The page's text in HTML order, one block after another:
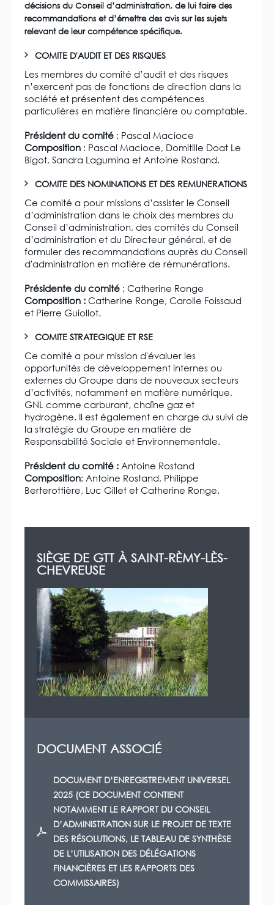
décisions du Conseil d’administration, de lui faire des
recommandations et d’émettre des avis sur les sujets
relevant de leur compétence spécifique.
COMITE D'AUDIT ET DES RISQUES
Les membres du comité d’audit et des risques
n’exercent pas de fonctions de direction dans la
société et présentent des compétences
particulières en matière financière ou comptable.
Président du comité : Pascal Macioce
Composition : Pascal Macioce, Domitille Doat Le
Bigot, Sandra Lagumina et Antoine Rostand.
COMITE DES NOMINATIONS ET DES REMUNERATIONS
Ce comité a pour missions d’assister le Conseil
d’administration dans le choix des membres du
Conseil d’administration, des comités du Conseil
d’administration et du Directeur général, et de
formuler des recommandations auprès du Conseil
d'administration en matière de rémunérations.
Présidente du comité : Catherine Ronge
Composition : Catherine Ronge, Carolle Foissaud
et Pierre Guiollot.
COMITE STRATEGIQUE ET RSE
Ce comité a pour mission d'évaluer les
opportunités de développement internes ou
externes du Groupe dans de nouveaux secteurs
d’activités, notamment en matière numérique,
GNL comme carburant, chaîne gaz et
hydrogène. Il est également en charge du suivi de
la stratégie du Groupe en matière de
Responsabilité Sociale et Environnementale.
Président du comité : Antoine Rostand
Composition: Antoine Rostand, Philippe
Berterottière, Luc Gillet et Catherine Ronge.
SIÈGE DE GTT À SAINT-RÈMY-LÈS-
CHEVREUSE
DOCUMENT ASSOCIÉ
DOCUMENT D’ENREGISTREMENT UNIVERSEL
2025 (CE DOCUMENT CONTIENT
NOTAMMENT LE RAPPORT DU CONSEIL
D’ADMINISTRATION SUR LE PROJET DE TEXTE
DES RÉSOLUTIONS, LE TABLEAU DE SYNTHÈSE
DE L’UTILISATION DES DÉLÉGATIONS
FINANCIÈRES ET LES RAPPORTS DES
COMMISSAIRES)